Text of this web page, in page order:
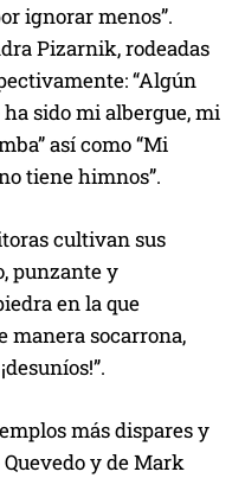
ignorar menos”.
Pizarnik, rodeadas
“Algún
sido mi albergue, mi
así como “Mi
tiene himnos”.
cultivan sus
punzante y
en la que
manera socarrona,
más dispares y
y de Mark